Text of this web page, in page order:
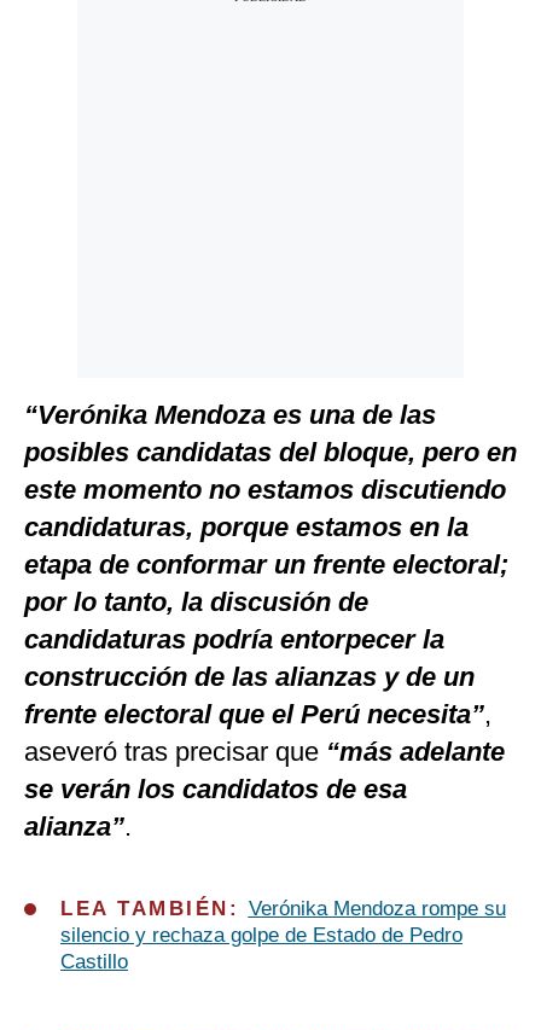
“Verónika Mendoza es una de las
posibles candidatas del bloque, pero en
este momento no estamos discutiendo
candidaturas, porque estamos en la
etapa de conformar un frente electoral;
por lo tanto, la discusión de
candidaturas podría entorpecer la
construcción de las alianzas y de un
frente electoral que el Perú necesita”,
aseveró tras precisar que “más adelante
se verán los candidatos de esa
alianza”.
LEA TAMBIÉN: Verónika Mendoza rompe su
silencio y rechaza golpe de Estado de Pedro
Castillo